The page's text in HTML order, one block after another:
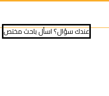
عندك سؤال؟ اسأل باحث مختص